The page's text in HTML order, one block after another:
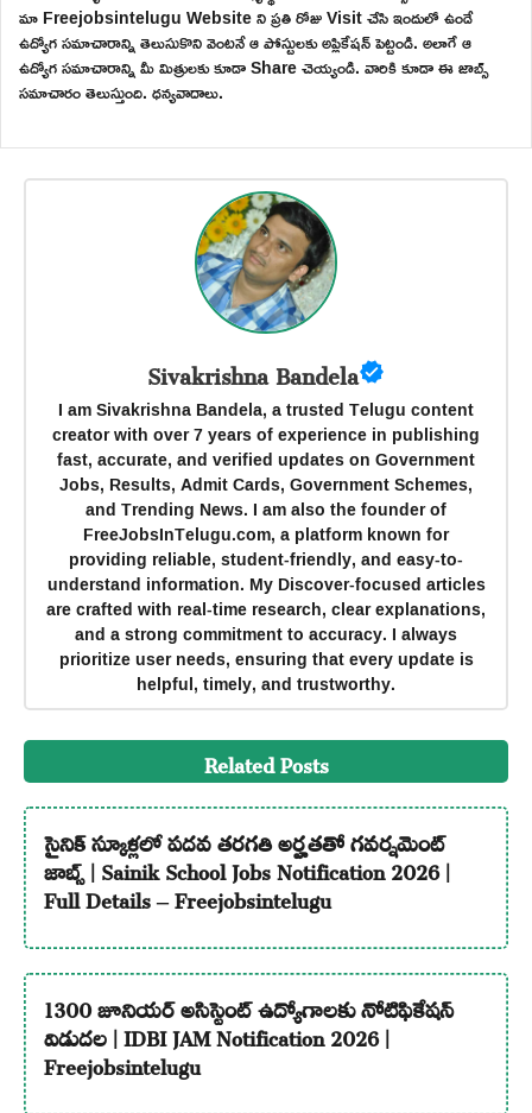
మా Freejobsintelugu Website ని ప్రతి రోజు Visit చేసి ఇందులో ఉండే
ఉద్యోగ సమాచారాన్ని తెలుసుకొని వెంటనే ఆ పోస్టులకు అప్లికేషన్ పెట్టండి. అలాగే ఆ
ఉద్యోగ సమాచారాన్ని మీ మిత్రులకు కూడా Share చెయ్యండి. వారికి కూడా ఈ జాబ్స్
సమాచారం తెలుస్తుంది. ధన్యవాదాలు.
Sivakrishna Bandela
I am Sivakrishna Bandela, a trusted Telugu content
creator with over 7 years of experience in publishing
fast, accurate, and verified updates on Government
Jobs, Results, Admit Cards, Government Schemes,
and Trending News. I am also the founder of
FreeJobsInTelugu.com, a platform known for
providing reliable, student-friendly, and easy-to-
understand information. My Discover-focused articles
are crafted with real-time research, clear explanations,
and a strong commitment to accuracy. I always
prioritize user needs, ensuring that every update is
helpful, timely, and trustworthy.
Related Posts
సైనిక్ స్కూళ్లలో పదవ తరగతి అర్హతతో గవర్నమెంట్
జాబ్స్ | Sainik School Jobs Notification 2026 |
Full Details – Freejobsintelugu
1300 జూనియర్ అసిస్టెంట్ ఉద్యోగాలకు నోటిఫికేషన్
విడుదల | IDBI JAM Notification 2026 |
Freejobsintelugu